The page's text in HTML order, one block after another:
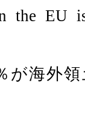
the EU
が海外